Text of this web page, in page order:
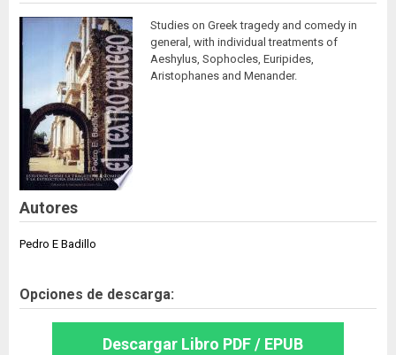
Studies on Greek tragedy and comedy in
general, with individual treatments of
Aeshylus, Sophocles, Euripides,
Aristophanes and Menander.
Autores
Pedro E Badillo
Opciones de descarga:
Descargar Libro PDF / EPUB